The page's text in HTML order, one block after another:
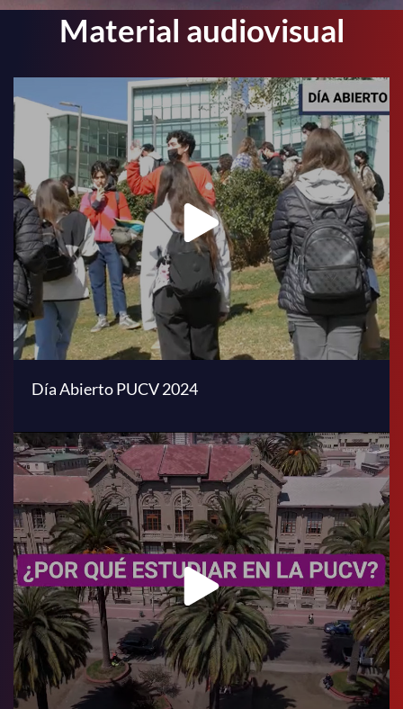
Material audiovisual
Día Abierto PUCV 2024